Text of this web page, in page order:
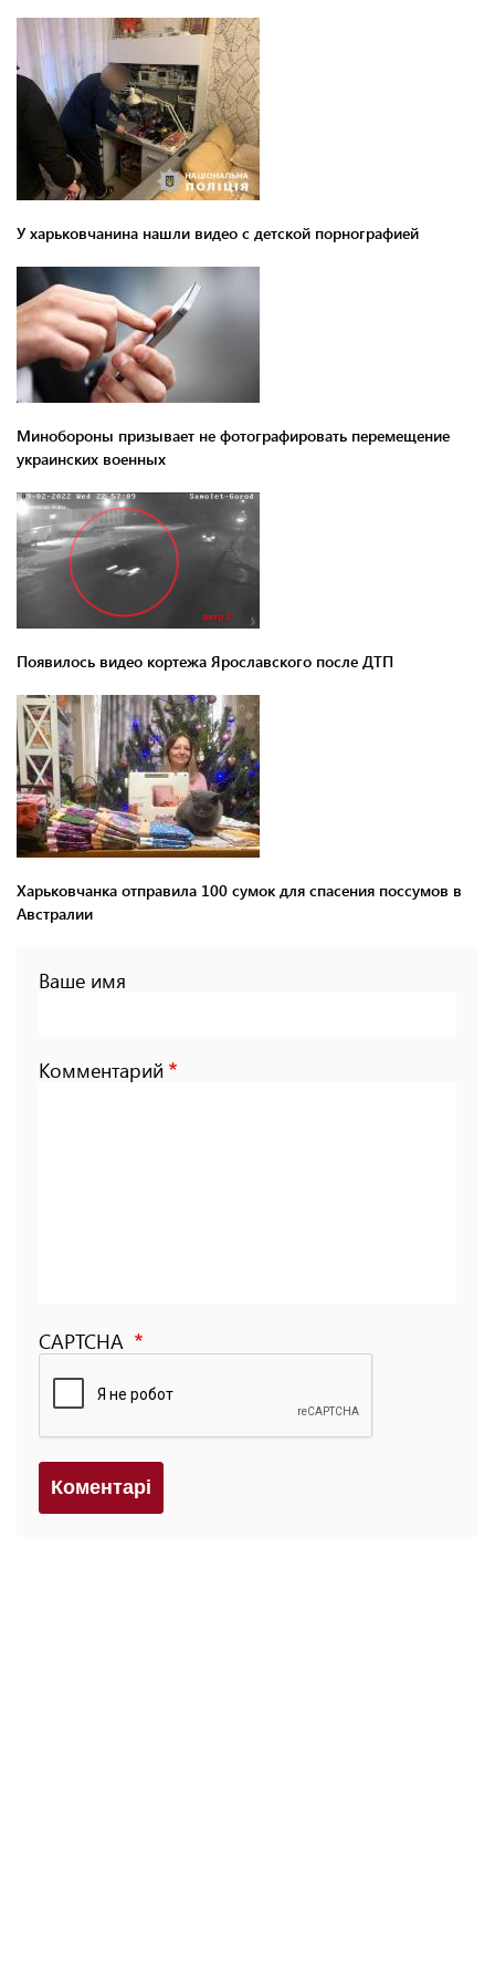
У харьковчанина нашли видео с детской порнографией
Минобороны призывает не фотографировать перемещение
украинских военных
Появилось видео кортежа Ярославского после ДТП
Харьковчанка отправила 100 сумок для спасения поссумов в
Австралии
Ваше имя
Комментарий
CAPTCHA
Коментарi